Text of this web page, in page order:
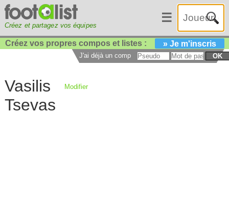
Créez et partagez vos équipes
☰
Créez vos propres compos et listes : » Je m'inscris
J'ai déjà un compte : OK
Vasilis
Tsevas
Modifier